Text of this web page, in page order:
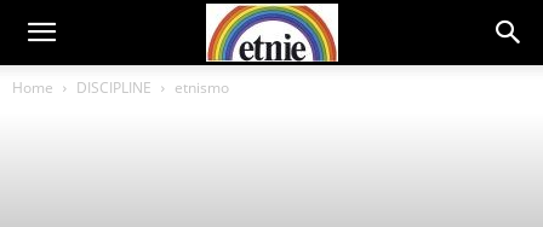
Home DISCIPLINE etnismo